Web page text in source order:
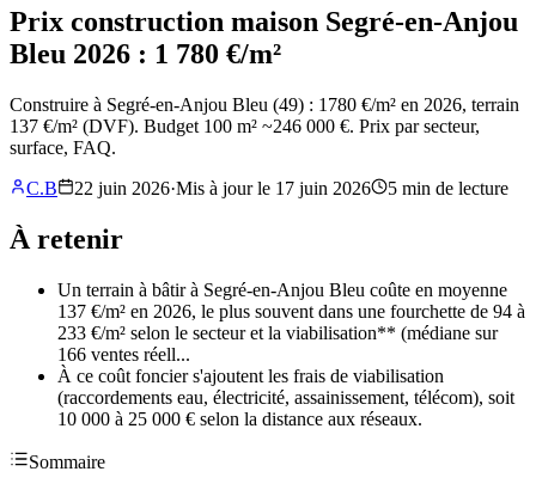
Prix construction maison Segré-en-Anjou
Bleu 2026 : 1 780 €/m²
Construire à Segré-en-Anjou Bleu (49) : 1780 €/m² en 2026, terrain
137 €/m² (DVF). Budget 100 m² ~246 000 €. Prix par secteur,
surface, FAQ.
C.B
22 juin 2026·Mis à jour le 17 juin 2026 5 min de lecture
À retenir
Un terrain à bâtir à Segré-en-Anjou Bleu coûte en moyenne
137 €/m² en 2026, le plus souvent dans une fourchette de 94 à
233 €/m² selon le secteur et la viabilisation** (médiane sur
166 ventes réell...
À ce coût foncier s'ajoutent les frais de viabilisation
(raccordements eau, électricité, assainissement, télécom), soit
10 000 à 25 000 € selon la distance aux réseaux.
Sommaire